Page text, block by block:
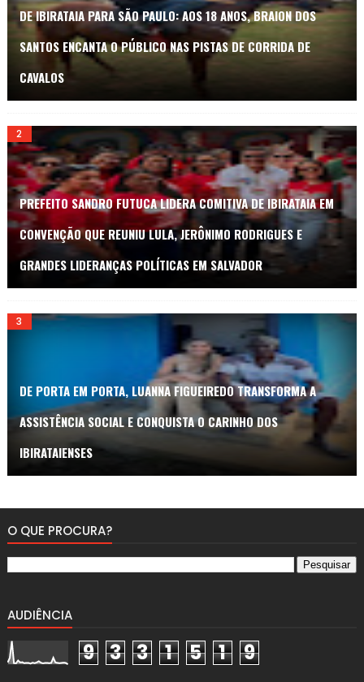
DE IBIRATAIA PARA SÃO PAULO: AOS 18 ANOS, BRAION DOS
SANTOS ENCANTA O PÚBLICO NAS PISTAS DE CORRIDA DE
CAVALOS
PREFEITO SANDRO FUTUCA LIDERA COMITIVA DE IBIRATAIA EM
CONVENÇÃO QUE REUNIU LULA, JERÔNIMO RODRIGUES E
GRANDES LIDERANÇAS POLÍTICAS EM SALVADOR
DE PORTA EM PORTA, LUANNA FIGUEIREDO TRANSFORMA A
ASSISTÊNCIA SOCIAL E CONQUISTA O CARINHO DOS
IBIRATAIENSES
O QUE PROCURA?
AUDIÊNCIA
9 3 3 1 5 1 9